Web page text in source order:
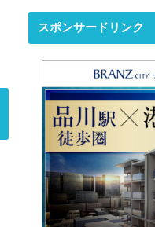
スポンサードリンク